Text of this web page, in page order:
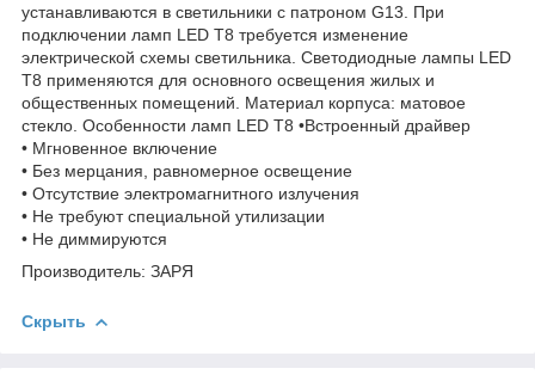
устанавливаются в светильники с патроном G13. При
подключении ламп LED Т8 требуется изменение
электрической схемы светильника. Светодиодные лампы LED
Т8 применяются для основного освещения жилых и
общественных помещений. Материал корпуса: матовое
стекло. Особенности ламп LED T8 •Встроенный драйвер
• Мгновенное включение
• Без мерцания, равномерное освещение
• Отсутствие электромагнитного излучения
• Не требуют специальной утилизации
• Не диммируются
Производитель: ЗАРЯ
Скрыть